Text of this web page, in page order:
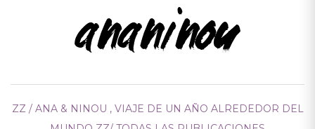
ZZ / ANA & NINOU , VIAJE DE UN AÑO ALREDEDOR DEL